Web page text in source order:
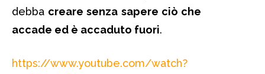
debba creare senza sapere ciò che
accade ed è accaduto fuori.
https://www.youtube.com/watch?